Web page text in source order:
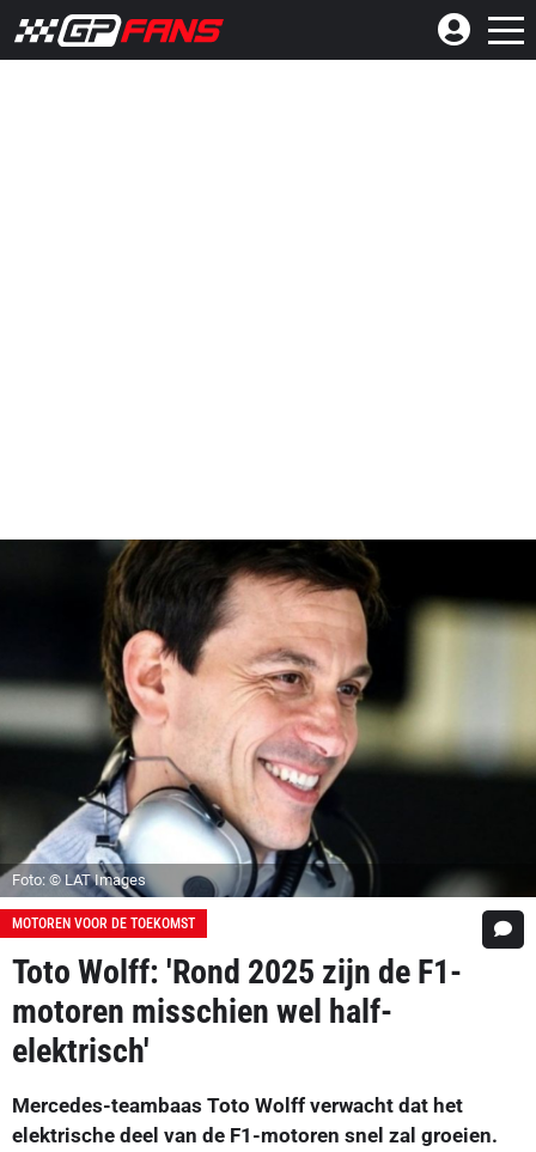
Foto: © LAT Images
MOTOREN VOOR DE TOEKOMST
Toto Wolff: 'Rond 2025 zijn de F1-
motoren misschien wel half-
elektrisch'
Mercedes-teambaas Toto Wolff verwacht dat het
elektrische deel van de F1-motoren snel zal groeien.